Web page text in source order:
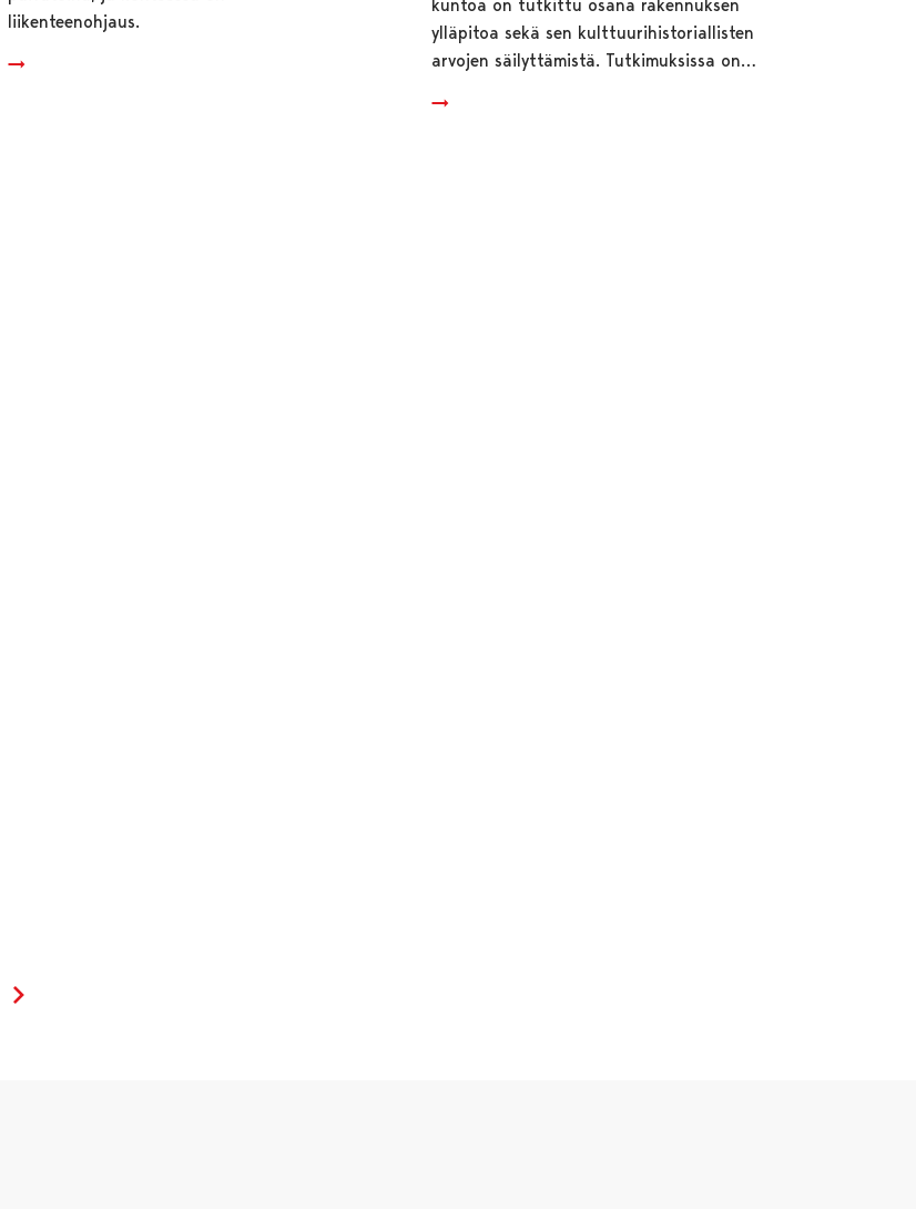
liikenteenohjaus.
kuntoa on tutkittu osana rakennuksen
ylläpitoa sekä sen kulttuurihistoriallisten
arvojen säilyttämistä. Tutkimuksissa on…